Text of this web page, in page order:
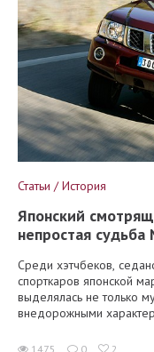
Статьи / История
Японский
непростая судьба
Среди хэтчбеков,
спорткаров японской
выделялась не только
внедорожными
1475 0 2